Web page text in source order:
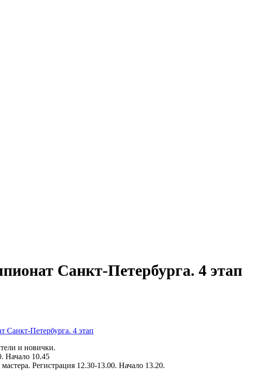
Санкт-Петербурга. 4 этап
Петербурга. 4 этап
и новички.
Начало 10.45
Регистрация 12.30-13.00. Начало 13.20.